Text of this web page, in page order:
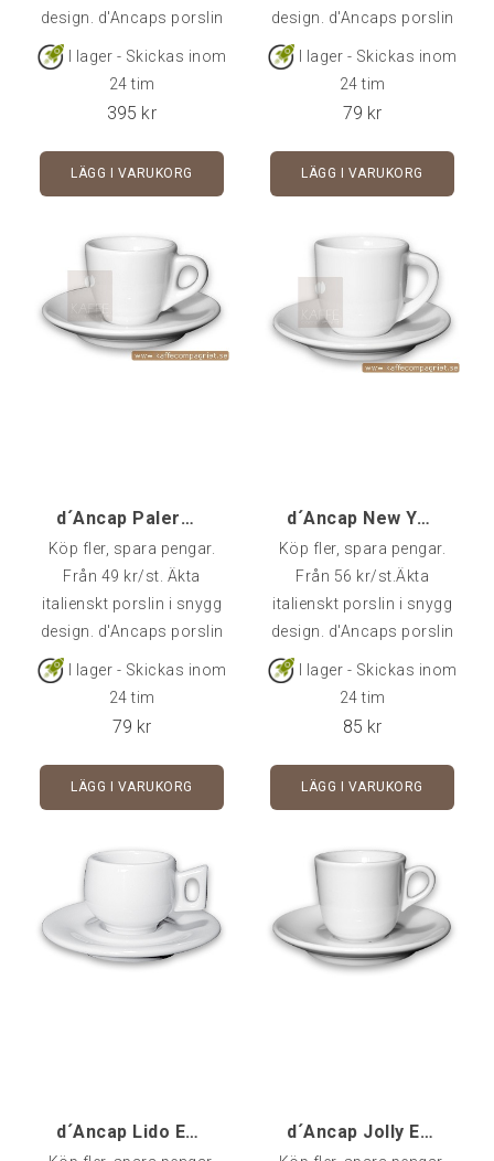
design. d'Ancaps porslin
är av väldigt hög kvalitet
och klarar många års
Fat ingår i priset.Går att
köpa styckvis, i 6-pack
I lager - Skickas inom
24 tim
395 kr
LÄGG I VARUKORG
design. d'Ancaps porslin
är av väldigt hög kvalitet
och klarar många års
Fat ingår i priset.Går att
köpa styckvis, i 6-pack
I lager - Skickas inom
24 tim
79 kr
LÄGG I VARUKORG
d´Ancap Palermo Espresso - 1 st
Köp fler, spara pengar.
Från 49 kr/st. Äkta
italienskt porslin i snygg
design. d'Ancaps porslin
är av väldigt hög kvalitet
och klarar många års
Fat ingår i priset.Går att
köpa styckvis, i 6-pack
I lager - Skickas inom
24 tim
79 kr
LÄGG I VARUKORG
d´Ancap New York Espresso Doppio - 1 st
Köp fler, spara pengar.
Från 56 kr/st.Äkta
italienskt porslin i snygg
design. d'Ancaps porslin
är av väldigt hög kvalitet
och klarar många års
priset.Kommer styckvis, i
6-pack eller 24-pack.
I lager - Skickas inom
24 tim
85 kr
LÄGG I VARUKORG
d´Ancap Lido Espresso - 1 st d´Ancap Jolly Espresso - 1 st